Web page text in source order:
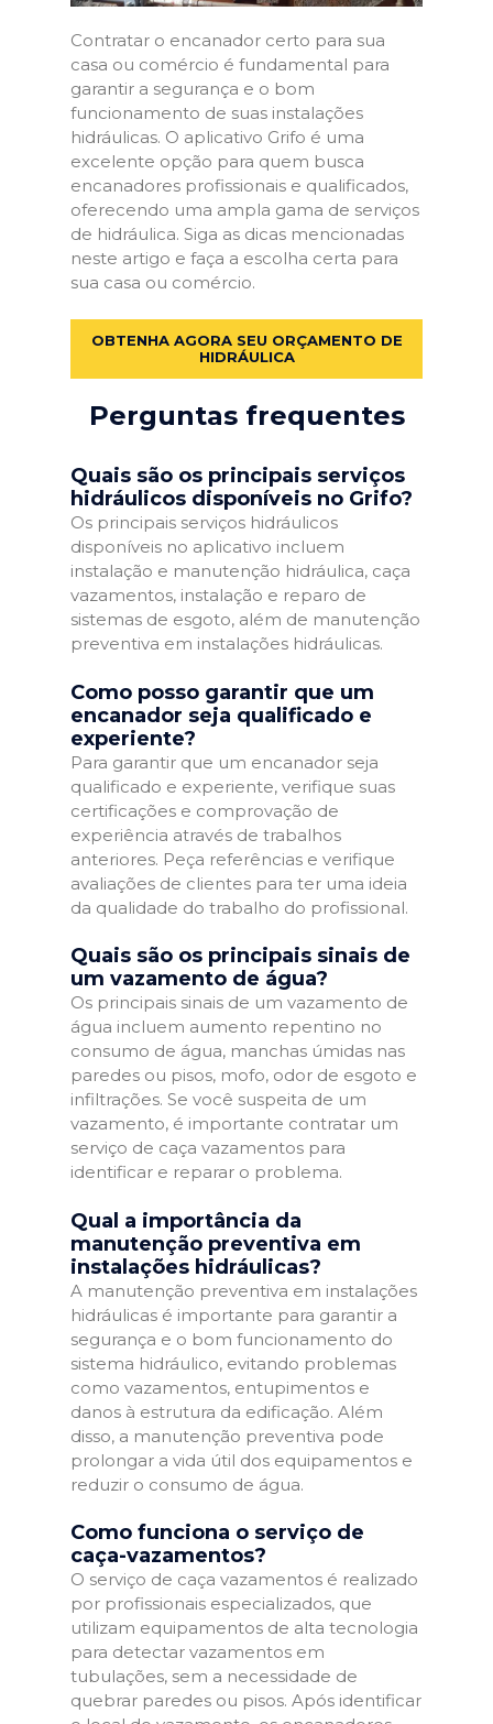
Contratar o encanador certo para sua
casa ou comércio é fundamental para
garantir a segurança e o bom
funcionamento de suas instalações
hidráulicas. O aplicativo Grifo é uma
excelente opção para quem busca
encanadores profissionais e qualificados,
oferecendo uma ampla gama de serviços
de hidráulica. Siga as dicas mencionadas
neste artigo e faça a escolha certa para
sua casa ou comércio.
OBTENHA AGORA SEU ORÇAMENTO DE
HIDRÁULICA
Perguntas frequentes
Quais são os principais serviços
hidráulicos disponíveis no Grifo?
Os principais serviços hidráulicos
disponíveis no aplicativo incluem
instalação e manutenção hidráulica, caça
vazamentos, instalação e reparo de
sistemas de esgoto, além de manutenção
preventiva em instalações hidráulicas.
Como posso garantir que um
encanador seja qualificado e
experiente?
Para garantir que um encanador seja
qualificado e experiente, verifique suas
certificações e comprovação de
experiência através de trabalhos
anteriores. Peça referências e verifique
avaliações de clientes para ter uma ideia
da qualidade do trabalho do profissional.
Quais são os principais sinais de
um vazamento de água?
Os principais sinais de um vazamento de
água incluem aumento repentino no
consumo de água, manchas úmidas nas
paredes ou pisos, mofo, odor de esgoto e
infiltrações. Se você suspeita de um
vazamento, é importante contratar um
serviço de caça vazamentos para
identificar e reparar o problema.
Qual a importância da
manutenção preventiva em
instalações hidráulicas?
A manutenção preventiva em instalações
hidráulicas é importante para garantir a
segurança e o bom funcionamento do
sistema hidráulico, evitando problemas
como vazamentos, entupimentos e
danos à estrutura da edificação. Além
disso, a manutenção preventiva pode
prolongar a vida útil dos equipamentos e
reduzir o consumo de água.
Como funciona o serviço de
caça-vazamentos?
O serviço de caça vazamentos é realizado
por profissionais especializados, que
utilizam equipamentos de alta tecnologia
para detectar vazamentos em
tubulações, sem a necessidade de
quebrar paredes ou pisos. Após identificar